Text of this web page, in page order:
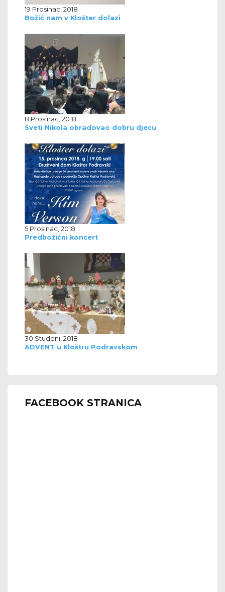
19 Prosinac, 2018
Božić nam v Klošter dolazi
8 Prosinac, 2018
Sveti Nikola obradovao dobru djecu
5 Prosinac, 2018
Predbožićni koncert
30 Studeni, 2018
ADVENT u Kloštru Podravskom
FACEBOOK STRANICA